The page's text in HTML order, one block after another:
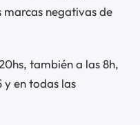
marcas negativas de
también a las 8h,
y en todas las